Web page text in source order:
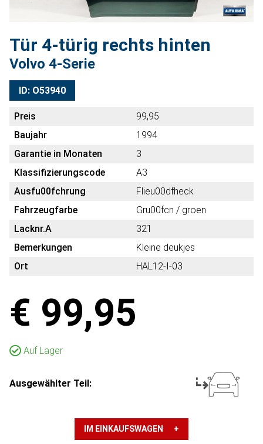
Tür 4-türig rechts hinten
Volvo 4-Serie
ID: O53940
Preis
99,95
Baujahr
1994
Garantie in Monaten
3
Klassifizierungscode
A3
Ausfu00fchrung
Flieu00dfheck
Fahrzeugfarbe
Gru00fcn / groen
Lacknr.A
321
Bemerkungen
Kleine deukjes
Ort
HAL12-I-03
€ 99,95
Auf Lager
Ausgewählter Teil:
IM EINKAUFSWAGEN +